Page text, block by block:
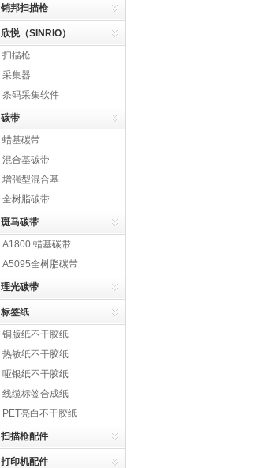
销邦扫描枪
欣悦（SINRIO）
扫描枪
采集器
条码采集软件
碳带
蜡基碳带
混合基碳带
增强型混合基
全树脂碳带
斑马碳带
A1800 蜡基碳带
A5095全树脂碳带
理光碳带
标签纸
铜版纸不干胶纸
热敏纸不干胶纸
哑银纸不干胶纸
线缆标签合成纸
PET亮白不干胶纸
扫描枪配件
打印机配件